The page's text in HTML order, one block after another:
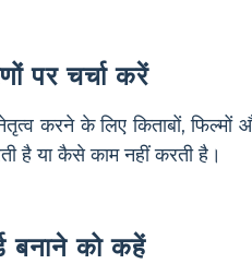
पर चर्चा करें
नेतृत्व करने के लिए किताबों,
है या कैसे काम नहीं करती है।
बनाने को कहें